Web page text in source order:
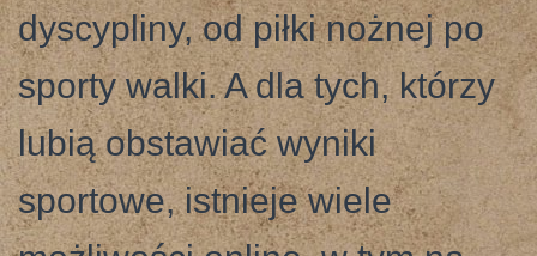
dyscypliny, od piłki nożnej po
sporty walki. A dla tych, którzy
lubią obstawiać wyniki
sportowe, istnieje wiele